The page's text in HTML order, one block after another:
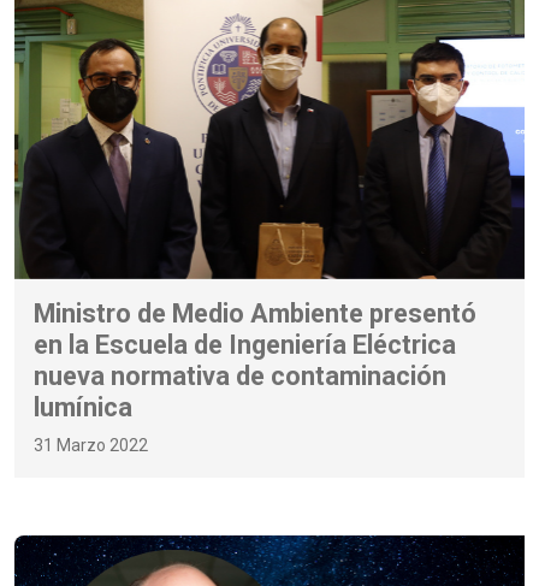
Ministro de Medio Ambiente presentó
en la Escuela de Ingeniería Eléctrica
nueva normativa de contaminación
lumínica
31 Marzo 2022